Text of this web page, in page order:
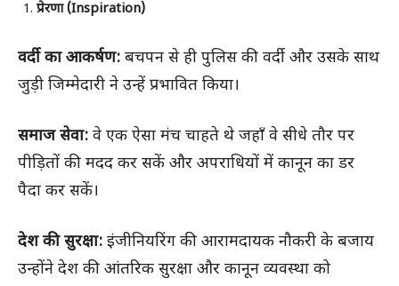
प्रेरणा (Inspiration)
वर्दी का आकर्षण: बचपन से ही पुलिस की वर्दी और उसके साथ
जुड़ी जिम्मेदारी ने उन्हें प्रभावित किया।
समाज सेवा: वे एक ऐसा मंच चाहते थे जहाँ वे सीधे तौर पर
पीड़ितों की मदद कर सकें और अपराधियों में कानून का डर
पैदा कर सकें।
देश की सुरक्षा: इंजीनियरिंग की आरामदायक नौकरी के बजाय
उन्होंने देश की आंतरिक सुरक्षा और कानून व्यवस्था को